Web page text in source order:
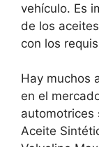
vehículo. Es
de los
con los
Hay muchos
en el
automotrices
Aceite